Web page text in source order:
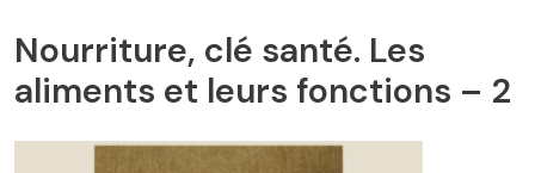
Nourriture, clé santé. Les
aliments et leurs fonctions – 2